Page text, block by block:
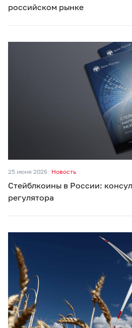
российском рынке
25 июня 2026 Новость
Стейблкоины в России:
регулятора